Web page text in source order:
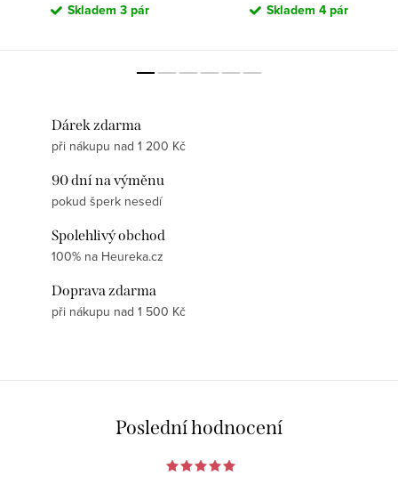
Skladem 3 pár Skladem 4 pár
Dárek zdarma
při nákupu nad 1 200 Kč
90 dní na výměnu
pokud šperk nesedí
Spolehlivý obchod
100% na Heureka.cz
Doprava zdarma
při nákupu nad 1 500 Kč
Poslední hodnocení